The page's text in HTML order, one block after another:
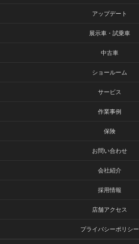
アップデート
展示車・試乗車
中古車
ショールーム
サービス
作業事例
保険
お問い合わせ
会社紹介
採用情報
店舗アクセス
プライバシーポリシー